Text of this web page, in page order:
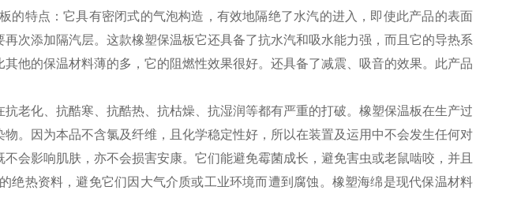
的特点：它具有密闭式的气泡构造，有效地隔绝了水汽的进入，即使此产品的表面
次添加隔汽层。这款橡塑保温板它还具备了抗水汽和吸水能力强，而且它的导热系
他的保温材料薄的多，它的阻燃性效果很好。还具备了减震、吸音的效果。此产品
老化、抗酷寒、抗酷热、抗枯燥、抗湿润等都有严重的打破。橡塑保温板在生产过
。因为本品不含氯及纤维，且化学稳定性好，所以在装置及运用中不会发生任何对
会影响肌肤，亦不会损害安康。它们能避免霉菌成长，避免害虫或老鼠啮咬，并且
绝热资料，避免它们因大气介质或工业环境而遭到腐蚀。橡塑海绵是现代保温材料